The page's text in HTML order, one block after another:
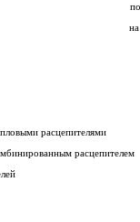
расцепителями
расцепителем